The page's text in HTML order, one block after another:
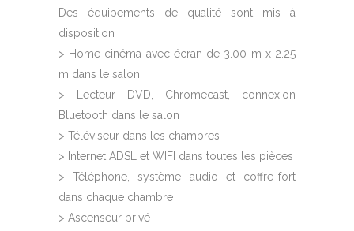
Des équipements de qualité sont mis à
disposition :
> Home cinéma avec écran de 3.00 m x 2.25
m dans le salon
> Lecteur DVD, Chromecast, connexion
Bluetooth dans le salon
> Téléviseur dans les chambres
> Internet ADSL et WIFI dans toutes les pièces
> Téléphone, système audio et coffre-fort
dans chaque chambre
> Ascenseur privé